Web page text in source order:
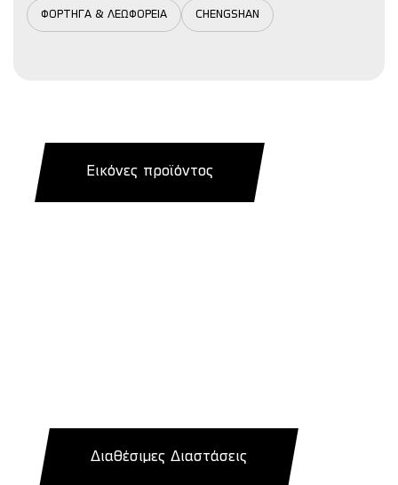
ΦΟΡΤΗΓΑ & ΛΕΩΦΟΡΕΙΑ CHENGSHAN
Εικόνες προϊόντος
Διαθέσιμες Διαστάσεις